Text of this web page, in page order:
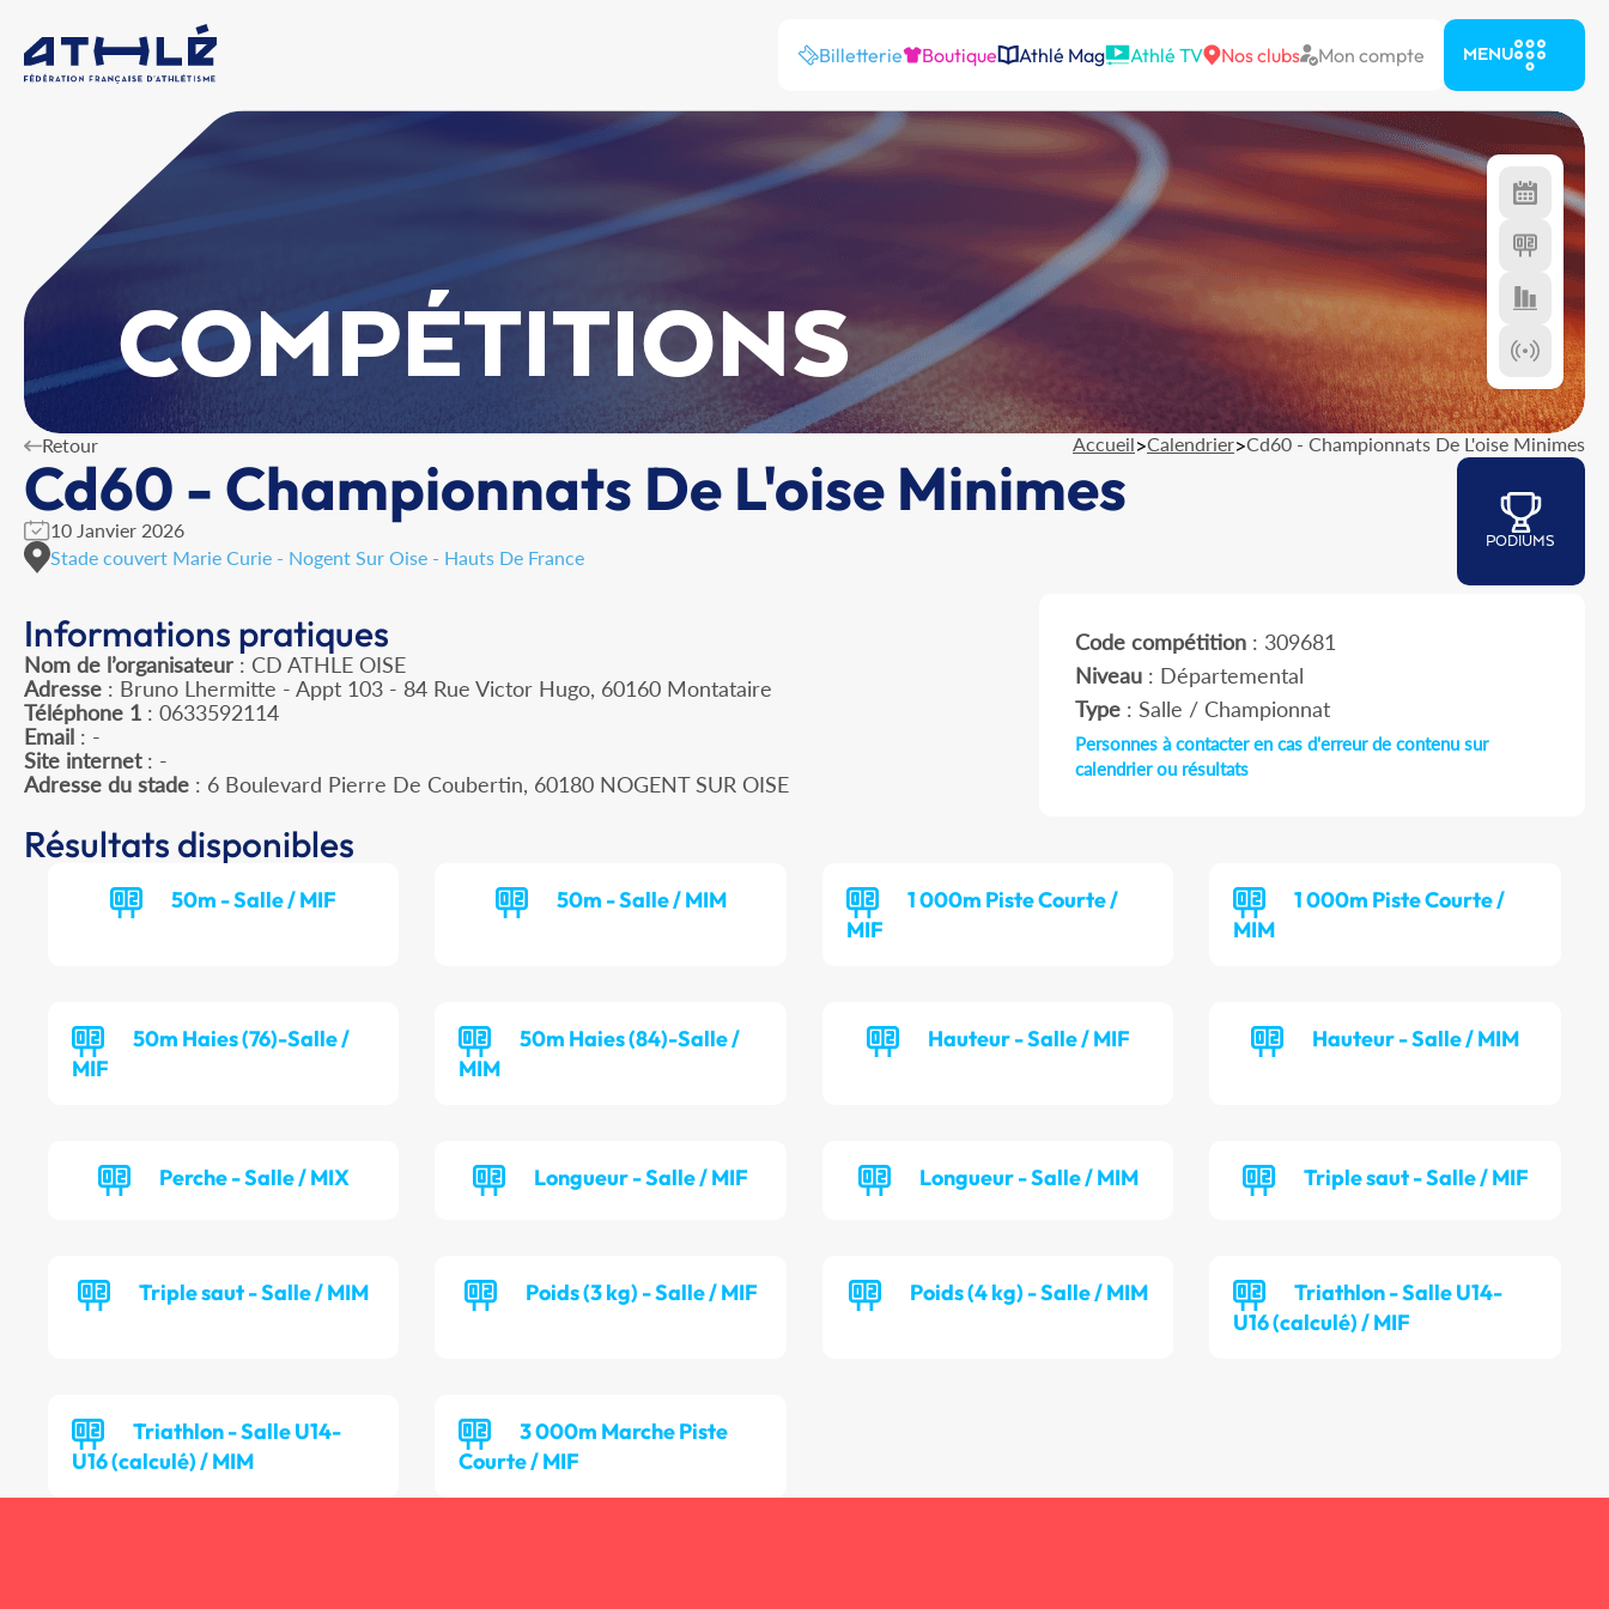
Billetterie Boutique Athlé Mag Athlé TV Nos clubs Mon compte MENU
COMPÉTITIONS
Retour Accueil>Calendrier>Cd60 - Championnats De L'oise Minimes
Cd60 - Championnats De L'oise Minimes
10 Janvier 2026
Stade couvert Marie Curie - Nogent Sur Oise - Hauts De France
PODIUMS
Informations pratiques
Nom de l’organisateur : CD ATHLE OISE
Adresse : Bruno Lhermitte - Appt 103 - 84 Rue Victor Hugo, 60160 Montataire
Téléphone 1 : 0633592114
Email : -
Site internet: -
Adresse du stade : 6 Boulevard Pierre De Coubertin, 60180 NOGENT SUR OISE
Code compétition: 309681
Niveau: Départemental
Type: Salle / Championnat
Personnes à contacter en cas d'erreur de contenu sur
calendrier ou résultats
Résultats disponibles
50m - Salle / MIF 50m - Salle / MIM
1 000m Piste Courte /
MIF
1 000m Piste Courte /
MIM
50m Haies (76)-Salle /
MIF
50m Haies (84)-Salle /
MIM
Hauteur - Salle / MIF Hauteur - Salle / MIM
Perche - Salle / MIX Longueur - Salle / MIF Longueur - Salle / MIM Triple saut - Salle / MIF
Triple saut - Salle / MIM Poids (3 kg) - Salle / MIF Poids (4 kg) - Salle / MIM
Triathlon - Salle U14-
U16 (calculé) / MIF
Triathlon - Salle U14-
U16 (calculé) / MIM
3 000m Marche Piste
Courte / MIF